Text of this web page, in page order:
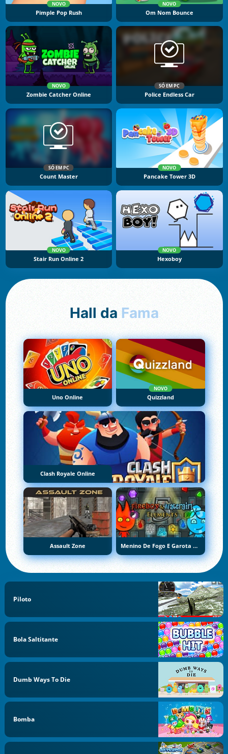
NOVO
Pimple Pop Rush
NOVO
Om Nom Bounce
NOVO
Zombie Catcher Online
SÓ EM PC
Police Endless Car
SÓ EM PC
Count Master
NOVO
Pancake Tower 3D
NOVO
Stair Run Online 2
NOVO
Hexoboy
Hall da Fama
Uno Online
NOVO
Quizzland
Clash Royale Online
Assault Zone Menino De Fogo E Garota De Água 5: Elementos
Piloto
Bola Saltitante
Dumb Ways To Die
Bomba